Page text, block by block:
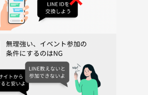
の二次会は、『カレー食いたくね！』とか言っ
ったり、、、
なしに、焼肉行ったり、ゲーセン行ったり、バ
んだり、、、朝まで飲み屋でオールしたり…
っぽい』とか『青春ぶってんねぇよ』とか『大
かもしれません。